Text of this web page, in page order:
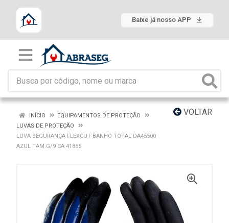
Baixe já nosso APP
VOLTAR
INÍCIO
EQUIPAMENTOS DE PROTEÇÃO
LUVAS DE PROTEÇÃO
LUVA SEGURANÇA FLEXCUT BANHO TOTAL DA45500
AZUL TAM.G/9 CA 41865